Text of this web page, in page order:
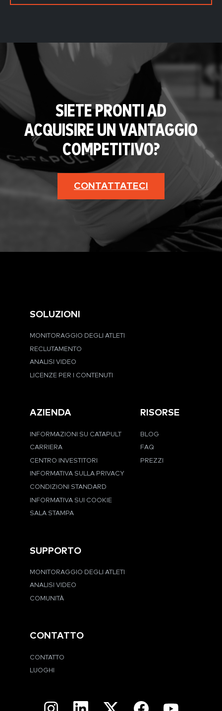
SIETE PRONTI AD
ACQUISIRE UN VANTAGGIO
COMPETITIVO?
CONTATTATECI
SOLUZIONI
MONITORAGGIO DEGLI ATLETI
RECLUTAMENTO
ANALISI VIDEO
LICENZE PER I CONTENUTI
AZIENDA
INFORMAZIONI SU CATAPULT
CARRIERA
CENTRO INVESTITORI
INFORMATIVA SULLA PRIVACY
CONDIZIONI STANDARD
INFORMATIVA SUI COOKIE
SALA STAMPA
RISORSE
BLOG
FAQ
PREZZI
SUPPORTO
MONITORAGGIO DEGLI ATLETI
ANALISI VIDEO
COMUNITÀ
CONTATTO
CONTATTO
LUOGHI